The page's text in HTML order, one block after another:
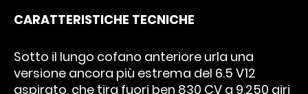
CARATTERISTICHE TECNICHE
Sotto il lungo cofano anteriore urla una
versione ancora più estrema del 6.5 V12
aspirato, che tira fuori ben 830 CV a 9.250 giri